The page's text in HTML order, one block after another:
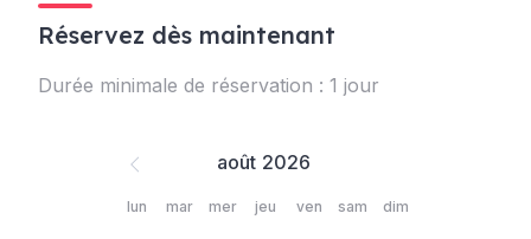
Réservez dès maintenant
Durée minimale de réservation : 1 jour
août
lun mar mer jeu ven sam dim